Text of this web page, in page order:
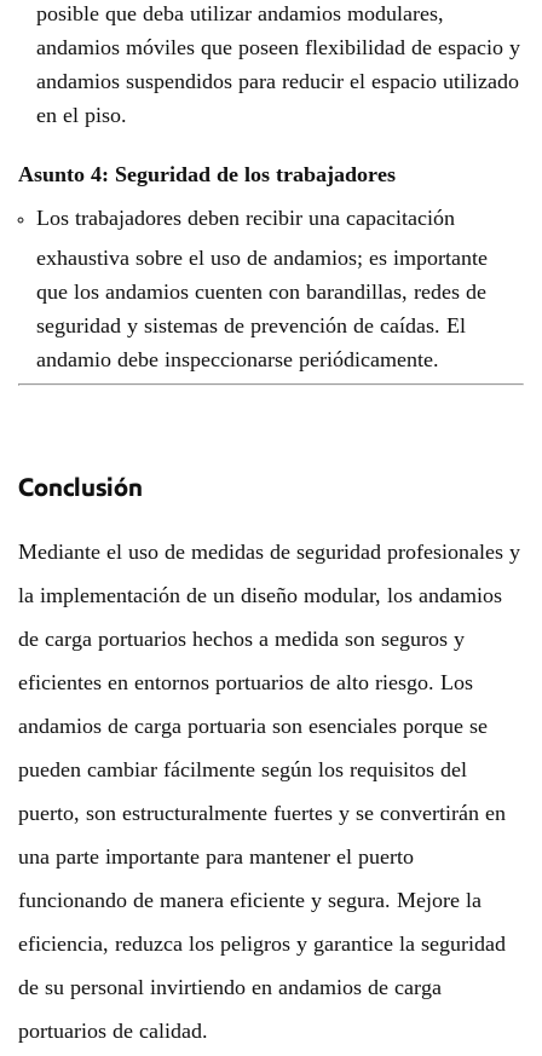
posible que deba utilizar andamios modulares,
andamios móviles que poseen flexibilidad de espacio y
andamios suspendidos para reducir el espacio utilizado
en el piso.
Asunto 4: Seguridad de los trabajadores
Los trabajadores deben recibir una capacitación
exhaustiva sobre el uso de andamios; es importante
que los andamios cuenten con barandillas, redes de
seguridad y sistemas de prevención de caídas. El
andamio debe inspeccionarse periódicamente.
Conclusión
Mediante el uso de medidas de seguridad profesionales y
la implementación de un diseño modular, los andamios
de carga portuarios hechos a medida son seguros y
eficientes en entornos portuarios de alto riesgo. Los
andamios de carga portuaria son esenciales porque se
pueden cambiar fácilmente según los requisitos del
puerto, son estructuralmente fuertes y se convertirán en
una parte importante para mantener el puerto
funcionando de manera eficiente y segura. Mejore la
eficiencia, reduzca los peligros y garantice la seguridad
de su personal invirtiendo en andamios de carga
portuarios de calidad.